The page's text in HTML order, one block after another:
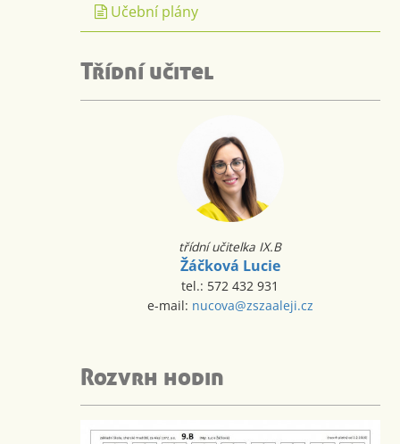
Učební plány
Třídní učitel
třídní učitelka IX.B
Žáčková Lucie
tel.: 572 432 931
e-mail: nucova@zszaaleji.cz
Rozvrh hodin